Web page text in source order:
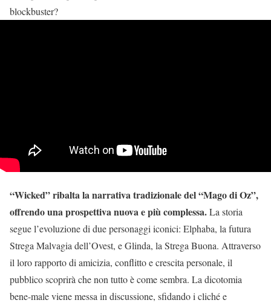
blockbuster?
“Wicked” ribalta la narrativa tradizionale del “Mago di Oz”,
offrendo una prospettiva nuova e più complessa.La storia
segue l’evoluzione di due personaggi iconici: Elphaba, la futura
Strega Malvagia dell’Ovest, e Glinda, la Strega Buona. Attraverso
il loro rapporto di amicizia, conflitto e crescita personale, il
pubblico scoprirà che non tutto è come sembra. La dicotomia
bene-male viene messa in discussione, sfidando i cliché e